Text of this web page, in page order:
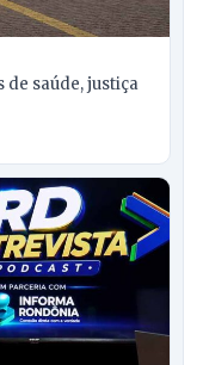
de saúde, justiça